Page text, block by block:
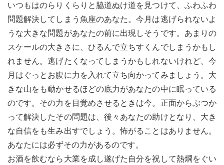
いつもはのらりくらりと脇道ぬけ道を見つけて、ふわふわ
問題解決してしまう魚座のあなた。今月は逃げられないよ
うな大きな問題があなたの前に出現しそうです。あまりの
スケールの大きさに、ひるんで立ちすくんでしまうかもし
れません。逃げたくなってしまうかもしれないけれど、今
月はぐっとお腹に力を入れて立ち向かってみましょう。大
きな山をも動かせるほどの底力があなたの中に眠っている
のです。その力を目覚めさせるときは今。正面からぶつか
って解決したその問題は、後々あなたの助けとなり、大き
な自信をも生み出すでしょう。怖がることはありません。
あなたには必ずその力があるのです。
お酒を飲むなら大業を成し遂げた自分を祝して熱燗をぐい